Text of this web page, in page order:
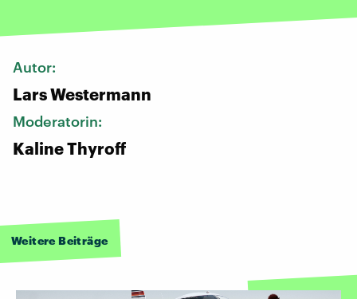
Autor:
Lars Westermann
Moderatorin:
Kaline Thyroff
Weitere Beiträge